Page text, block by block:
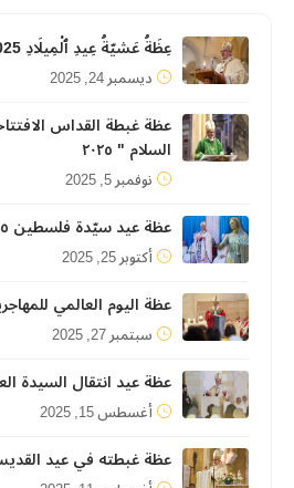
عِظَةُ عَشيّةُ عِيدِ ٱلْمِيلَادِ 2025
ديسمبر 24, 2025
عظة غبطة القداس
السلام " ٢٠٢٥
نوفمبر 5, 2025
عظة عيد سيّدة فلسطين ٢٠٢٥
أكتوبر 25, 2025
عظة اليوم العالمي للمهاجرين
سبتمبر 27, 2025
عظة عيد انتقال السيدة
أغسطس 15, 2025
عظة غبطته في عيد القديسة